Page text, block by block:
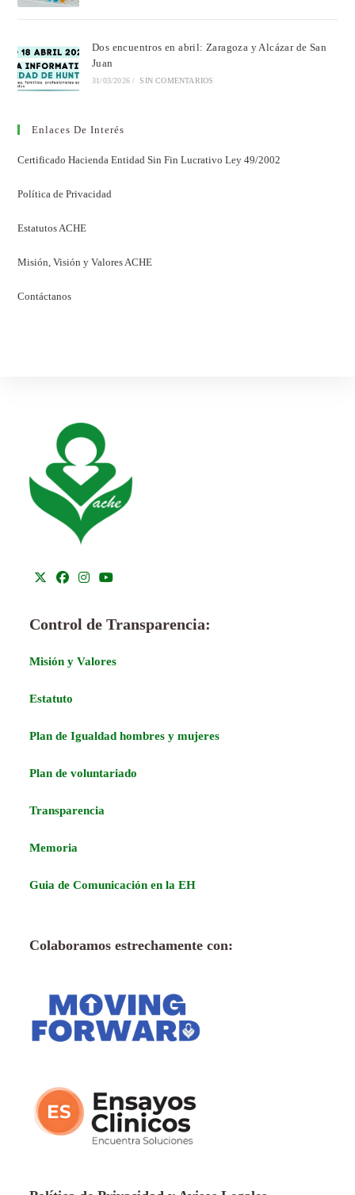
Dos encuentros en abril: Zaragoza y Alcázar de San
Juan
31/03/2026 / SIN COMENTARIOS
Enlaces De Interés
Certificado Hacienda Entidad Sin Fin Lucrativo Ley 49/2002
Política de Privacidad
Estatutos ACHE
Misión, Visión y Valores ACHE
Contáctanos
Control de Transparencia:
Misión y Valores
Estatuto
Plan de Igualdad hombres y mujeres
Plan de voluntariado
Transparencia
Memoria
Guia de Comunicación en la EH
Colaboramos estrechamente con: